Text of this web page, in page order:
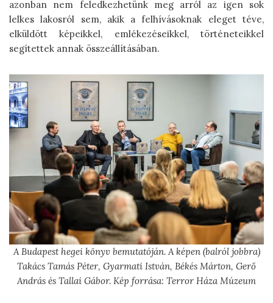
azonban nem feledkezhetünk meg arról az igen sok
lelkes lakosról sem, akik a felhívásoknak eleget téve,
elküldött képeikkel, emlékezéseikkel, történeteikkel
segítettek annak összeállításában.
A Budapest hegei könyv bemutatóján. A képen (balról jobbra)
Takács Tamás Péter, Gyarmati István, Békés Márton, Gerő
András és Tallai Gábor. Kép forrása: Terror Háza Múzeum